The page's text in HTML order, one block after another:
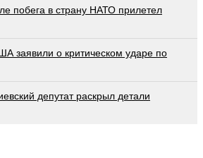
побега в страну НАТО прилетел
заявили о критическом ударе по
депутат раскрыл детали